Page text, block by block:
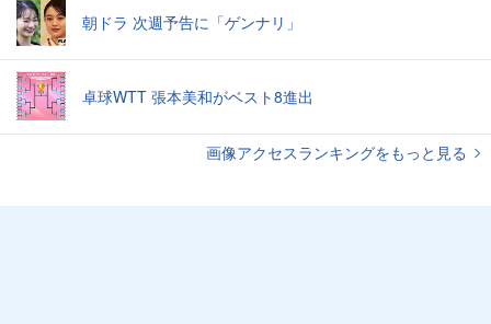
朝ドラ 次週予告に「ゲンナリ」
卓球WTT 張本美和がベスト8進出
画像アクセスランキングをもっと見る